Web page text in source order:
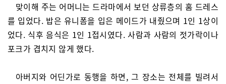
맞이해 주는 어머니는 드라마에서 보던 상류층의 홈 드레스
를 입었다. 밥은 유니폼을 입은 메이드가 내줬으며 1인 1상이
었다. 식후 음식은 1인 1접시였다. 사람과 사람의 젓가락이나
포크가 겹치지 않게 했다.
아버지와 어딘가로 동행을 하면, 그 장소는 전체를 빌려서